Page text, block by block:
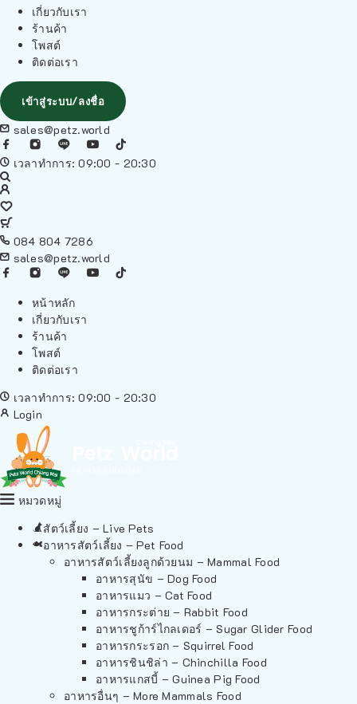
เกี่ยวกับเรา
ร้านค้า
โพสต์
ติดต่อเรา
เข้าสู่ระบบ/ลงชื่อ
sales@petz.world
เวลาทำการ: 09:00 - 20:30
084 804 7286
sales@petz.world
หน้าหลัก
เกี่ยวกับเรา
ร้านค้า
โพสต์
ติดต่อเรา
เวลาทำการ: 09:00 - 20:30
Login
หมวดหมู่
สัตว์เลี้ยง – Live Pets
อาหารสัตว์เลี้ยง – Pet Food
อาหารสัตว์เลี้ยงลูกด้วยนม – Mammal Food
อาหารสุนัข – Dog Food
อาหารแมว – Cat Food
อาหารกระต่าย – Rabbit Food
อาหารชูก้าร์ไกลเดอร์ – Sugar Glider Food
อาหารกระรอก – Squirrel Food
อาหารชินชิล่า – Chinchilla Food
อาหารแกสบี้ – Guinea Pig Food
อาหารอื่นๆ – More Mammals Food